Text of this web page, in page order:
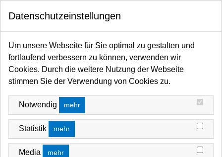
Startseite FANTEK SHOP GABELLIFTE
GABELLIFTE
FILTERN NACH SORTIEREN NACH
Wir konnten keine Übereinstimmung für diese Filter
finden.
Bitte versuchen Sie eine andere Wahl.
Datenschutzeinstellungen
Um unsere Webseite für Sie optimal zu gestalten und
fortlaufend verbessern zu können, verwenden wir
Cookies. Durch die weitere Nutzung der Webseite
stimmen Sie der Verwendung von Cookies zu.
Notwendig mehr
Statistik mehr
Media mehr